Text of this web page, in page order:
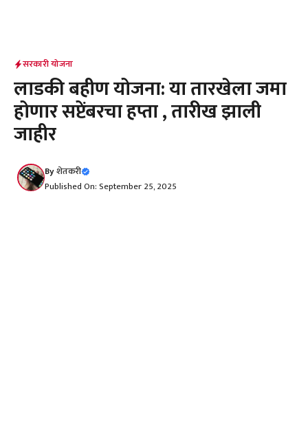
सरकारी योजना
लाडकी बहीण योजना: या तारखेला जमा
होणार सप्टेंबरचा हप्ता , तारीख झाली
जाहीर
Byशेतकरी
Published On: September 25, 2025